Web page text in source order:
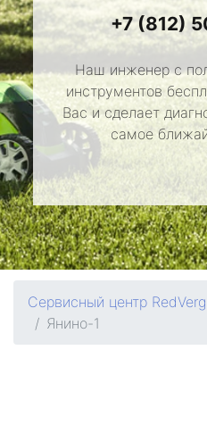
+7 (812)
Наш инженер с
инструментов
Вас и сделает
самое
Сервисный центр RedVerg
Янино-1